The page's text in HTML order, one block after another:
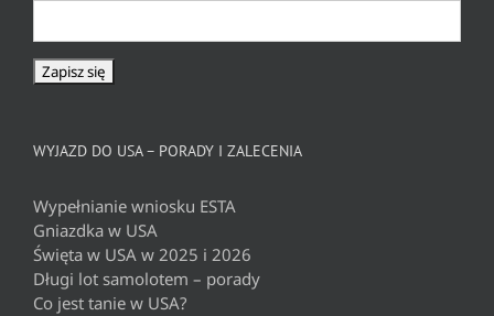
WYJAZD DO USA – PORADY I ZALECENIA
Wypełnianie wniosku ESTA
Gniazdka w USA
Święta w USA w 2025 i 2026
Długi lot samolotem – porady
Co jest tanie w USA?